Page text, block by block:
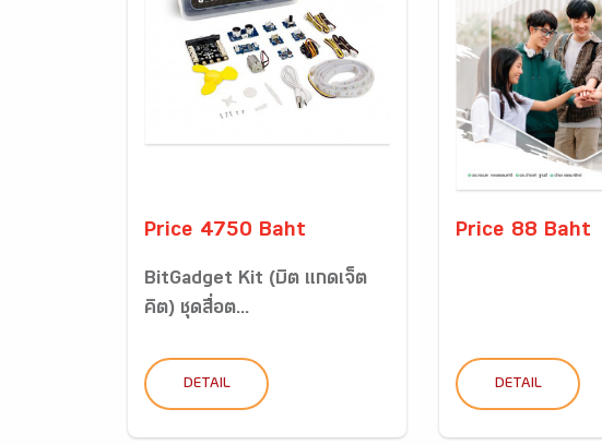
Price 4750 Baht
BitGadget Kit (บิต แกดเจ็ต
คิต) ชุดสื่อต...
DETAIL
Price 88 Baht
DETAIL